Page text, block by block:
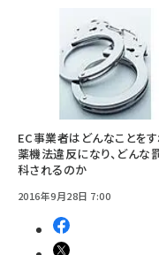
EC事業者はどんなことを
薬機法違反になり、どんな
科されるのか
2016年9月28日 7:00